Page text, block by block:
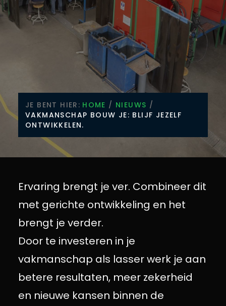
JE BENT HIER: HOME / NIEUWS /
VAKMANSCHAP BOUW JE: BLIJF JEZELF
ONTWIKKELEN.
Ervaring brengt je ver. Combineer dit
met gerichte ontwikkeling en het
brengt je verder.
Door te investeren in je
vakmanschap als lasser werk je aan
betere resultaten, meer zekerheid
en nieuwe kansen binnen de